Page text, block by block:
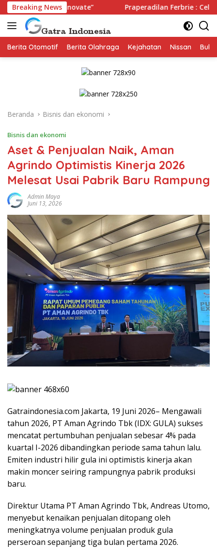
Langsung
ke
konten
Breaking News
Innovate” Praperadilan Ferbrie : Celah Prosedur
Berita Otomotif Berita Olahraga Kejahatan Nissan
Beranda Bisnis dan ekonomi
Bisnis dan ekonomi
Aset & Penjualan Naik, Aman
Agrindo Optimistis Kinerja 2026
Melesat Usai Pabrik Baru Rampung
Admin Maya
Juni 13, 2026
Gatraindonesia.com Jakarta, 19 Juni 2026– Mengawali
tahun 2026, PT Aman Agrindo Tbk (IDX: GULA) sukses
mencatat pertumbuhan penjualan sebesar 4% pada
kuartal I-2026 dibandingkan periode sama tahun lalu.
Emiten industri hilir gula ini optimistis kinerja akan
makin moncer seiring rampungnya pabrik produksi
baru.
Direktur Utama PT Aman Agrindo Tbk, Andreas Utomo,
menyebut kenaikan penjualan ditopang oleh
meningkatnya volume penjualan produk gula
perseroan sepanjang tiga bulan pertama 2026.